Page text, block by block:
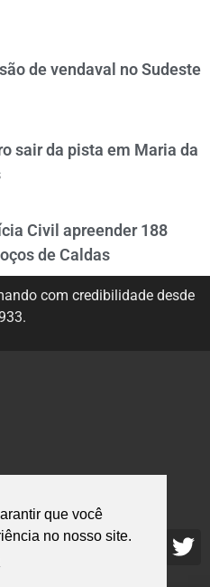
que você
no nosso site.
de vendaval no Sudeste
sair da pista em Maria da
Civil apreender 188
de Caldas
com credibilidade desde